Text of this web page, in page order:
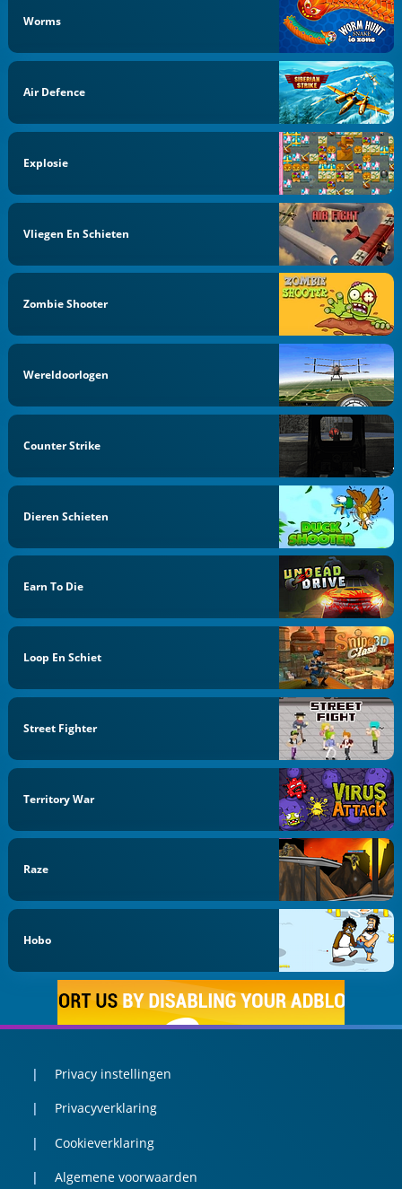
Worms
Air Defence
Explosie
Vliegen En Schieten
Zombie Shooter
Wereldoorlogen
Counter Strike
Dieren Schieten
Earn To Die
Loop En Schiet
Street Fighter
Territory War
Raze
Hobo
Privacy instellingen
Privacyverklaring
Cookieverklaring
Algemene voorwaarden